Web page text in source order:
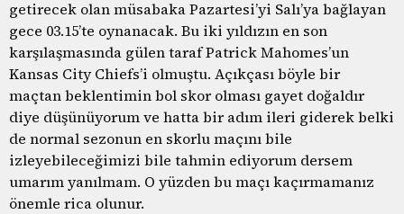
getirecek olan müsabaka Pazartesi’yi Salı’ya bağlayan
gece 03.15’te oynanacak. Bu iki yıldızın en son
karşılaşmasında gülen taraf Patrick Mahomes’un
Kansas City Chiefs’i olmuştu. Açıkçası böyle bir
maçtan beklentimin bol skor olması gayet doğaldır
diye düşünüyorum ve hatta bir adım ileri giderek belki
de normal sezonun en skorlu maçını bile
izleyebileceğimizi bile tahmin ediyorum dersem
umarım yanılmam. O yüzden bu maçı kaçırmamanız
önemle rica olunur.